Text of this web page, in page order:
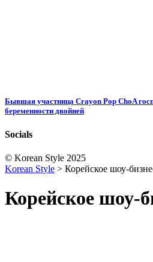
Бывшая участница Crayon Pop ChoA
беременности двойней
Socials
© Korean Style 2025
Korean Style > Корейское шоу-
Корейское шоу-